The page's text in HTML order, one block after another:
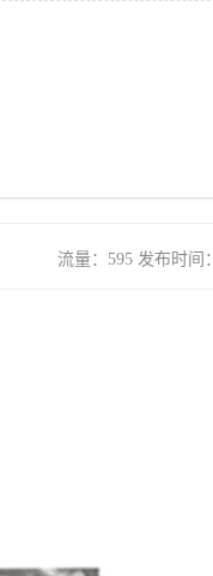
流量：595 发布时间